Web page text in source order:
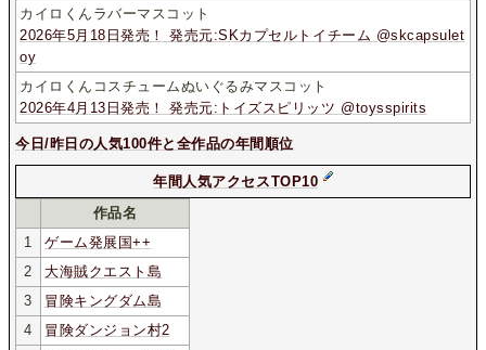
カイロくんラバーマスコット
2026年5月18日発売！ 発売元:SKカプセルトイチーム @skcapsulet
oy
カイロくんコスチュームぬいぐるみマスコット
2026年4月13日発売！ 発売元:トイズスピリッツ @toysspirits
今日/昨日の人気100件と全作品の年間順位
年間人気アクセスTOP10
作品名
1
ゲーム発展国++
2
大海賊クエスト島
3
冒険キングダム島
4
冒険ダンジョン村2